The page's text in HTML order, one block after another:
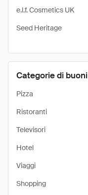
e.l.f. Cosmetics UK
Seed Heritage
Categorie di buoni
Pizza
Ristoranti
Televisori
Hotel
Viaggi
Shopping